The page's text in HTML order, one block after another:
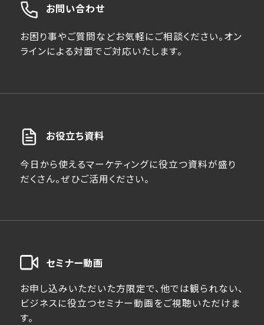
お問い合わせ
お困り事やご質問などお気軽にご相談ください。オン
ラインによる対面でご対応いたします。
お役立ち資料
今日から使えるマーケティングに役立つ資料が盛り
だくさん。ぜひご活用ください。
セミナー動画
お申し込みいただいた方限定で、他では観られない、
ビジネスに役立つセミナー動画をご視聴いただけま
す。